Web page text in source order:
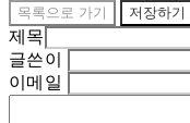
목록으로 가기 저장하기
제목
글쓴이
이메일